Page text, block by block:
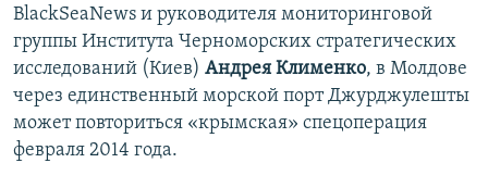
BlackSeaNews и руководителя мониторинговой
группы Института Черноморских стратегических
исследований (Киев) Андрея Клименко, в Молдове
через единственный морской порт Джурджулешты
может повториться «крымская» спецоперация
февраля 2014 года.